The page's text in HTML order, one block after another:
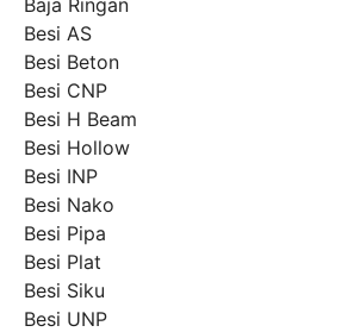
Besi AS
Besi Beton
Besi CNP
Besi H Beam
Besi Hollow
Besi INP
Besi Nako
Besi Pipa
Besi Plat
Besi Siku
Besi UNP